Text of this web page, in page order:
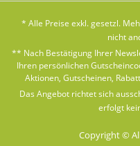
* Alle Preise exkl. gesetzl.
nicht
** Nach Bestätigung Ihrer
Ihren persönlichen
Aktionen, Gutscheinen,
Das Angebot richtet sich
erfolgt
Copyright ©